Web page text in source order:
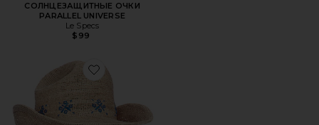
СОЛНЦЕЗАЩИТНЫЕ ОЧКИ
PARALLEL UNIVERSE
Le Specs
$99
Favorite СОЛОМЕННАЯ КОВБОЙСКАЯ ШЛЯПА,